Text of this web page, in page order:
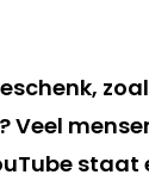
Veel